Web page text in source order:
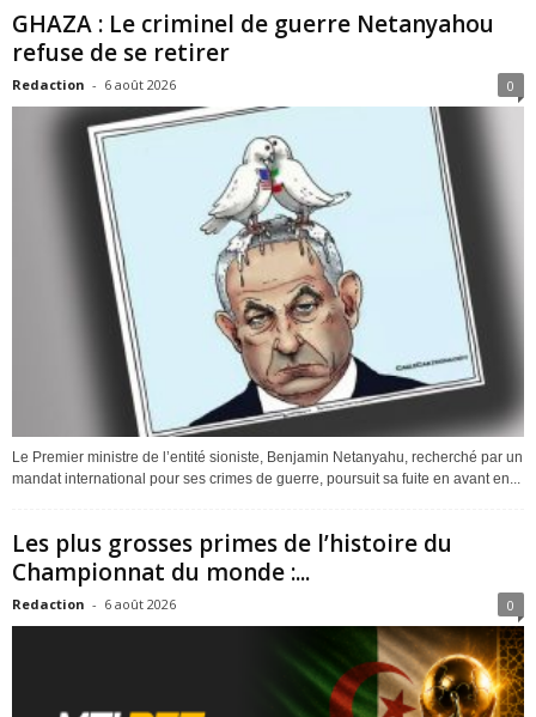
GHAZA : Le criminel de guerre Netanyahou
refuse de se retirer
Redaction - 6 août 2026 0
Le Premier ministre de l’entité sioniste, Benjamin Netanyahu, recherché par un
mandat international pour ses crimes de guerre, poursuit sa fuite en avant en...
Les plus grosses primes de l’histoire du
Championnat du monde :...
Redaction - 6 août 2026 0